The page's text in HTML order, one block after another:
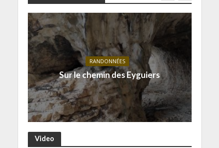
RANDONNÉES
Sur le chemin des Eyguiers
Video